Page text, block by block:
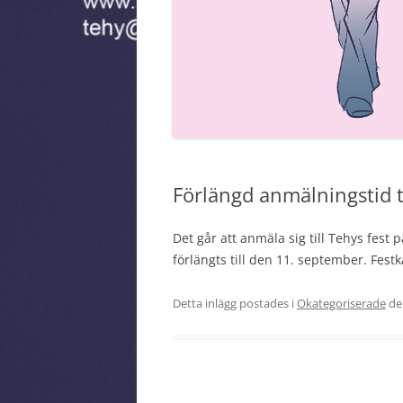
MEDLEMSMÄRKE
Förlängd anmälningstid
Det går att anmäla sig till Tehys fest
förlängts till den 11. september.
Detta inlägg postades iOkategoriserade